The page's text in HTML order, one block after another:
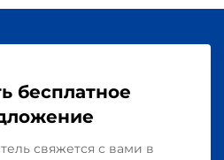
бесплатное
свяжется с вами в